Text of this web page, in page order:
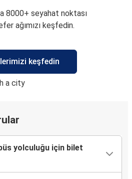
8000+ seyahat noktası
ağımızı keşfedin.
keşfedin
yolculuğu için bilet